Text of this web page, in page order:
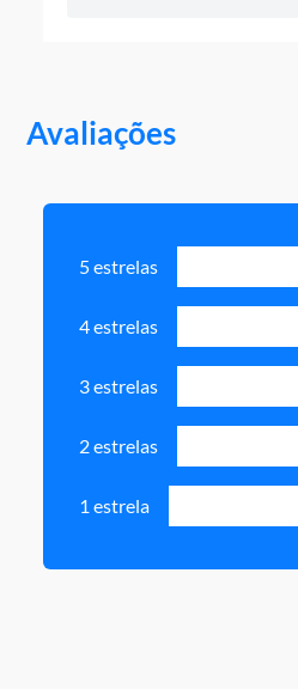
Avaliações
5 estrelas
4 estrelas
3 estrelas
2 estrelas
1 estrela